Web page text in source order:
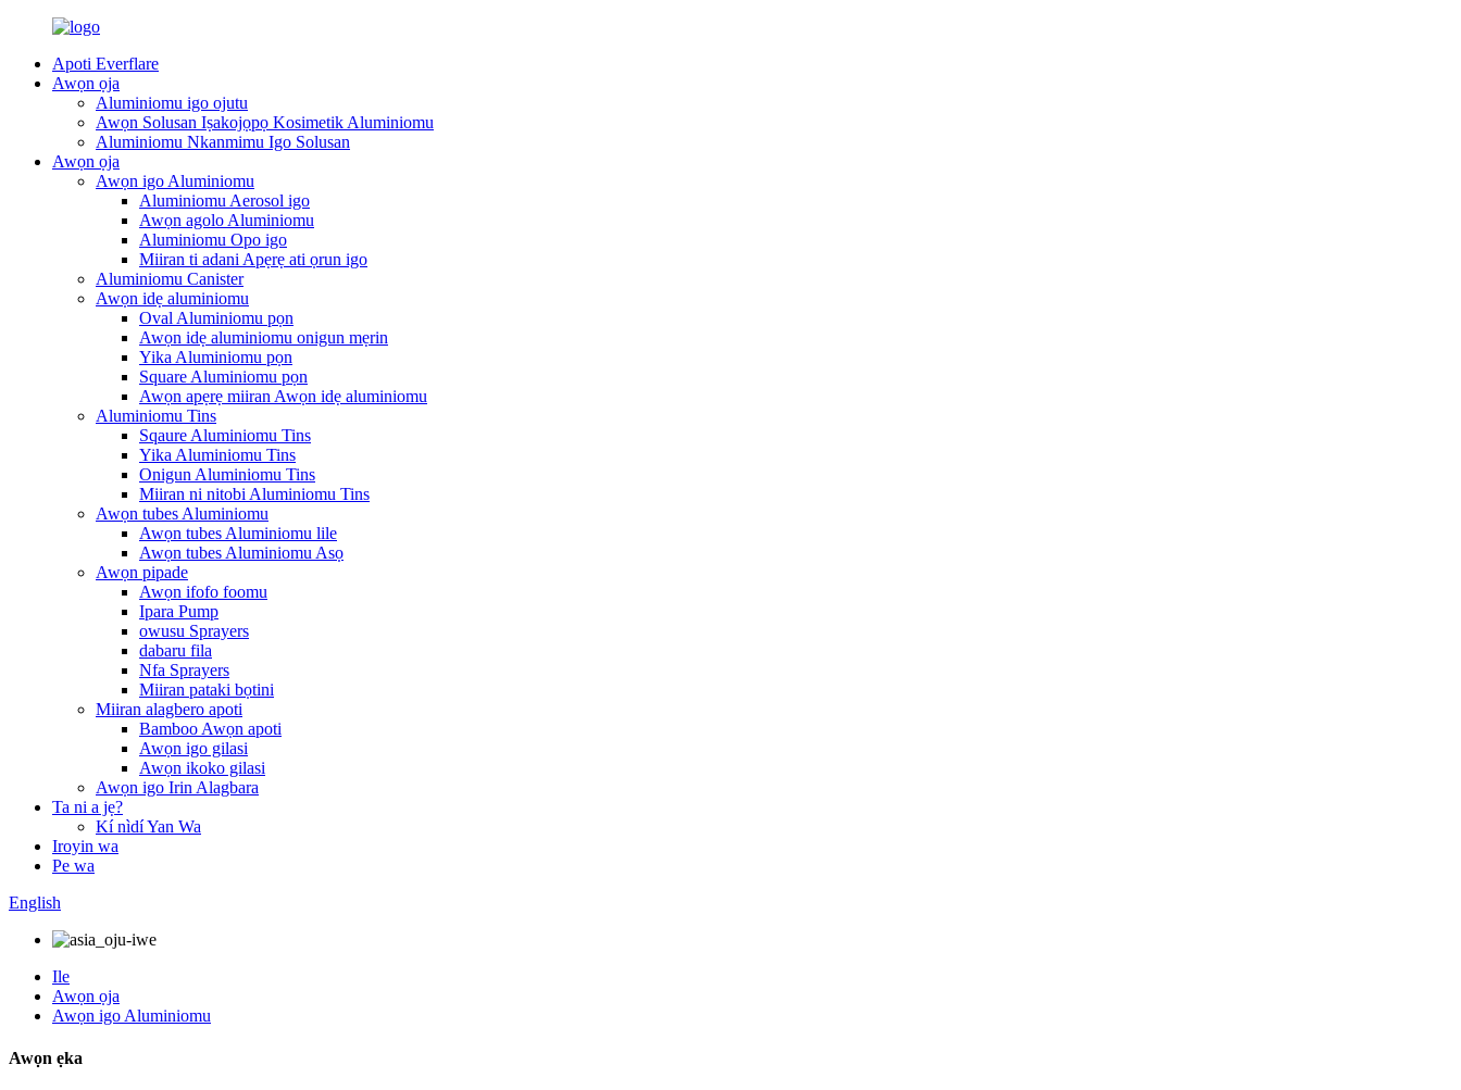
Apoti Everflare
Awọn ọja
Aluminiomu igo ojutu
Awọn Solusan Iṣakojọpọ Kosimetik Aluminiomu
Aluminiomu Nkanmimu Igo Solusan
Awọn ọja
Awọn igo Aluminiomu
Aluminiomu Aerosol igo
Awọn agolo Aluminiomu
Aluminiomu Opo igo
Miiran ti adani Apẹrẹ ati ọrun igo
Aluminiomu Canister
Awọn idẹ aluminiomu
Oval Aluminiomu pọn
Awọn idẹ aluminiomu onigun mẹrin
Yika Aluminiomu pọn
Square Aluminiomu pọn
Awọn apẹrẹ miiran Awọn idẹ aluminiomu
Aluminiomu Tins
Sqaure Aluminiomu Tins
Yika Aluminiomu Tins
Onigun Aluminiomu Tins
Miiran ni nitobi Aluminiomu Tins
Awọn tubes Aluminiomu
Awọn tubes Aluminiomu lile
Awọn tubes Aluminiomu Asọ
Awọn pipade
Awọn ifofo foomu
Ipara Pump
owusu Sprayers
dabaru fila
Nfa Sprayers
Miiran pataki bọtini
Miiran alagbero apoti
Bamboo Awọn apoti
Awọn igo gilasi
Awọn ikoko gilasi
Awọn igo Irin Alagbara
Ta ni a jẹ?
Kí nìdí Yan Wa
Iroyin wa
Pe wa
English
Ile
Awọn ọja
Awọn igo Aluminiomu
Awọn ẹka